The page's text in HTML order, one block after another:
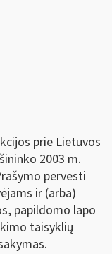
direktorė
prie Lietuvos
2003 m.
pervesti
ir (arba)
papildomo lapo
taisyklių